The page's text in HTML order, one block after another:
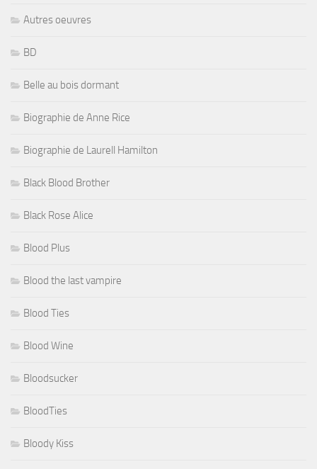
Autres oeuvres
BD
Belle au bois dormant
Biographie de Anne Rice
Biographie de Laurell Hamilton
Black Blood Brother
Black Rose Alice
Blood Plus
Blood the last vampire
Blood Ties
Blood Wine
Bloodsucker
BloodTies
Bloody Kiss